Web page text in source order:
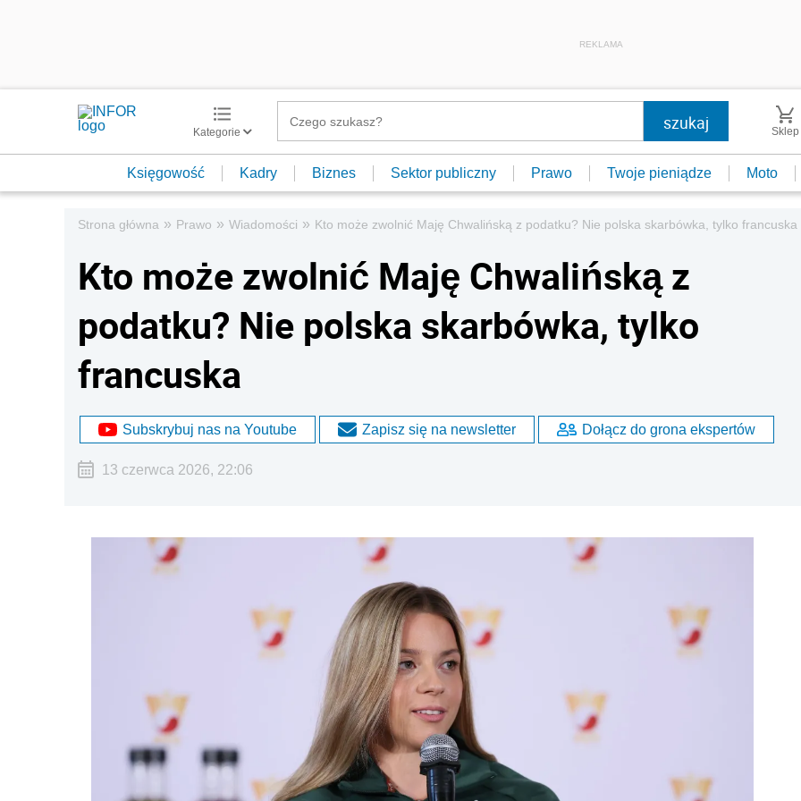
REKLAMA
Kategorie Sklep
Księgowość Kadry Biznes Sektor publiczny Prawo Twoje pieniądze Moto
Strona główna » Prawo » Wiadomości » Kto może zwolnić Maję Chwalińską z podatku? Nie polska skarbówka, tylko francuska
Kto może zwolnić Maję Chwalińską z
podatku? Nie polska skarbówka, tylko
francuska
Subskrybuj nas na Youtube Zapisz się na newsletter Dołącz do grona ekspertów
13 czerwca 2026, 22:06